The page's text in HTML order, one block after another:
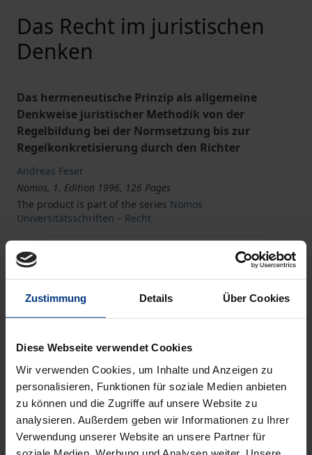
Zustimmung Details Über Cookies
Diese Webseite verwendet Cookies
Wir verwenden Cookies, um Inhalte und Anzeigen zu
personalisieren, Funktionen für soziale Medien anbieten
zu können und die Zugriffe auf unsere Website zu
analysieren. Außerdem geben wir Informationen zu Ihrer
Verwendung unserer Website an unsere Partner für
Das Recht im juristischen
Denken
Das hermeneutische Prinzip als allgemeine
Denkweise juristischer Methodik von der
Regelbildung bei der Normsetzung bis zur
Regelkonkretisierung durch den Richter
Andreas Feser
Nomos, 1. Edition 1996, 126 Pages
The product is part of the series Nomos
Universitätsschriften – Recht
Book
€34.00
Add to Cart
Add to Wish List
Delivery cost notice